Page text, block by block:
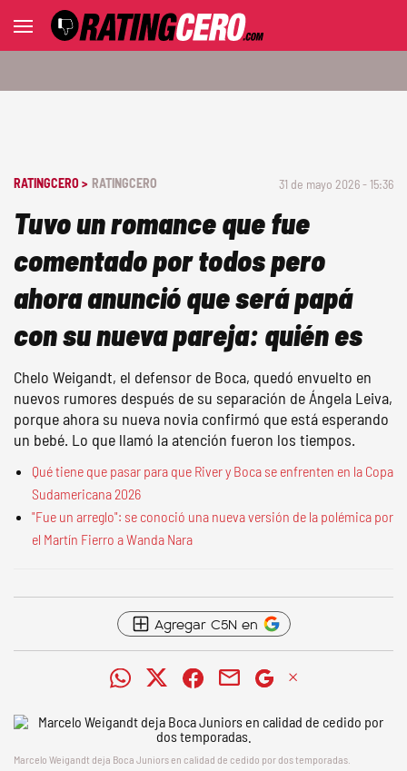
RATINGCERO > RATINGCERO 31 de mayo 2026 - 15:36
Tuvo un romance que fue
comentado por todos pero
ahora anunció que será papá
con su nueva pareja: quién es
Chelo Weigandt, el defensor de Boca, quedó envuelto en
nuevos rumores después de su separación de Ángela Leiva,
porque ahora su nueva novia confirmó que está esperando
un bebé. Lo que llamó la atención fueron los tiempos.
Qué tiene que pasar para que River y Boca se enfrenten en la Copa
Sudamericana 2026
"Fue un arreglo": se conoció una nueva versión de la polémica por
el Martín Fierro a Wanda Nara
Agregar C5N en
Marcelo Weigandt deja Boca Juniors en calidad de cedido por dos temporadas.